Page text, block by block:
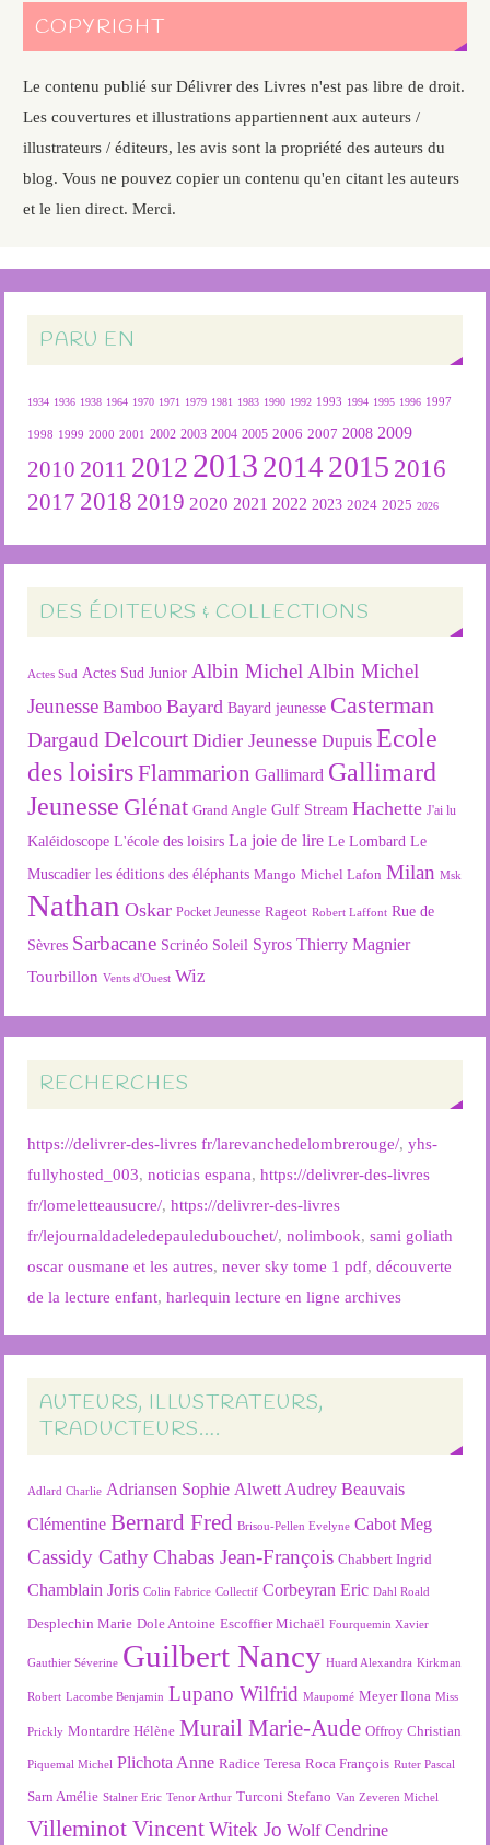
COPYRIGHT
Le contenu publié sur Délivrer des Livres n'est pas libre de droit.
Les couvertures et illustrations appartiennent aux auteurs /
illustrateurs / éditeurs, les avis sont la propriété des auteurs du
blog. Vous ne pouvez copier un contenu qu'en citant les auteurs
et le lien direct. Merci.
PARU EN
1934 1936 1938 1964 1970 1971 1979 1981 1983 1990 1992 1993 1994 1995 1996 1997
1998 1999 2000 2001 2002 2003 2004 2005 2006 2007 2008 2009
2010 2011 2012 2013 2014 2015 2016
2017 2018 2019 2020 2021 2022 2023 2024 2025 2026
DES ÉDITEURS & COLLECTIONS
Actes Sud Actes Sud Junior Albin Michel Albin Michel
Jeunesse Bamboo Bayard Bayard jeunesse Casterman
Dargaud Delcourt Didier Jeunesse Dupuis Ecole
des loisirsFlammarion Gallimard Gallimard
Jeunesse Glénat Grand Angle Gulf Stream Hachette J'ai lu
Kaléidoscope L'école des loisirs La joie de lire Le Lombard Le
Muscadier les éditions des éléphants Mango Michel Lafon Milan Msk
Nathan Oskar Pocket Jeunesse Rageot Robert Laffont Rue de
Sèvres Sarbacane Scrinéo Soleil Syros Thierry Magnier
Tourbillon Vents d'Ouest Wiz
RECHERCHES
https://delivrer-des-livres fr/larevanchedelombrerouge/,yhs-
fullyhosted_003,noticias espana,https://delivrer-des-livres
fr/lomeletteausucre/,https://delivrer-des-livres
fr/lejournaldadeledepauledubouchet/,nolimbook,sami goliath
oscar ousmane et les autres,never sky tome 1 pdf,découverte
de la lecture enfant,harlequin lecture en ligne archives
AUTEURS, ILLUSTRATEURS,
TRADUCTEURS….
Adlard Charlie Adriansen Sophie Alwett Audrey Beauvais
Clémentine Bernard Fred Brisou-Pellen Evelyne Cabot Meg
Cassidy Cathy Chabas Jean-François Chabbert Ingrid
Chamblain Joris Colin Fabrice Collectif Corbeyran Eric Dahl Roald
Desplechin Marie Dole Antoine Escoffier Michaël Fourquemin Xavier
Gauthier Séverine Guilbert Nancy Huard Alexandra Kirkman
Robert Lacombe Benjamin Lupano Wilfrid Maupomé Meyer Ilona Miss
Prickly Montardre Hélène Murail Marie-Aude Offroy Christian
Piquemal Michel Plichota Anne Radice Teresa Roca François Ruter Pascal
Sarn Amélie Stalner Eric Tenor Arthur Turconi Stefano Van Zeveren Michel
Villeminot Vincent Witek Jo Wolf Cendrine